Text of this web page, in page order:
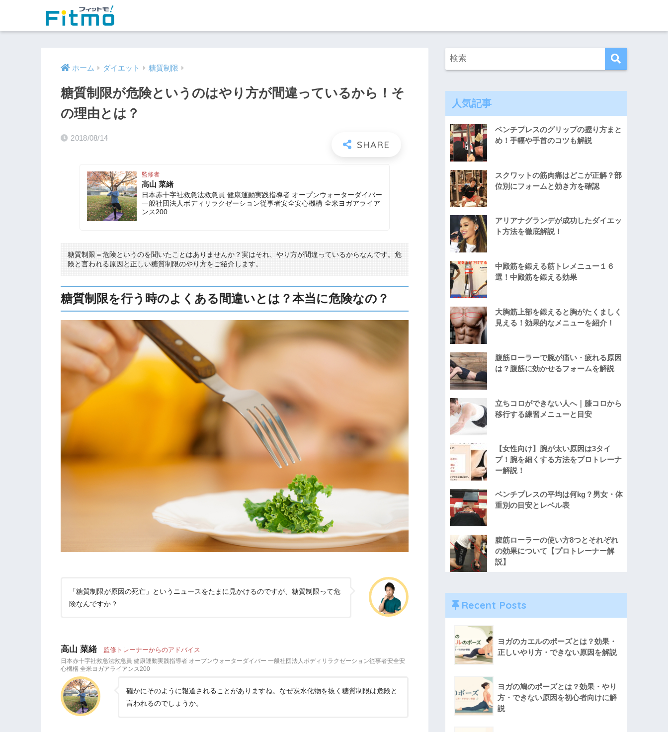
ホーム ダイエット 糖質制限
糖質制限が危険というのはやり方が間違っているから！そ
の理由とは？
2018/08/14
監修者
高山 菜緒
日本赤十字社救急法救急員 健康運動実践指導者 オープンウォーターダイバー
一般社団法人ボディリラクゼーション従事者安全安心機構 全米ヨガアライア
ンス200
糖質制限＝危険というのを聞いたことはありませんか？実はそれ、やり方が間違っているからなんです。危
険と言われる原因と正しい糖質制限のやり方をご紹介します。
糖質制限を行う時のよくある間違いとは？本当に危険なの？
「糖質制限が原因の死亡」というニュースをたまに見かけるのですが、糖質制限って危
険なんですか？
高山 菜緒 監修トレーナーからのアドバイス
日本赤十字社救急法救急員 健康運動実践指導者 オープンウォーターダイバー 一般社団法人ボディリラクゼーション従事者安全安
心機構 全米ヨガアライアンス200
確かにそのように報道されることがありますね。なぜ炭水化物を抜く糖質制限は危険と
言われるのでしょうか。
人気記事
ベンチプレスのグリップの握り方まと
め！手幅や手首のコツも解説
スクワットの筋肉痛はどこが正解？部
位別にフォームと効き方を確認
アリアナグランデが成功したダイエッ
ト方法を徹底解説！
中殿筋を鍛える筋トレメニュー１６
選！中殿筋を鍛える効果
大胸筋上部を鍛えると胸がたくましく
見える！効果的なメニューを紹介！
腹筋ローラーで腕が痛い・疲れる原因
は？腹筋に効かせるフォームを解説
立ちコロができない人へ｜膝コロから
移行する練習メニューと目安
【女性向け】腕が太い原因は3タイ
プ！腕を細くする方法をプロトレーナ
ー解説！
ベンチプレスの平均は何kg？男女・体
重別の目安とレベル表
腹筋ローラーの使い方8つとそれぞれ
の効果について【プロトレーナー解
説】
Recent Posts
ヨガのカエルのポーズとは？効果・
正しいやり方・できない原因を解説
ヨガの鳩のポーズとは？効果・やり
方・できない原因を初心者向けに解
説